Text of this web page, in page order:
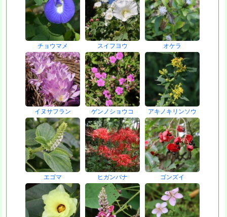
チョウマメ スイフヨウ オケラ
イヌサフラン ゲンノショウコ アキノキリンソウ
エゴマ ヒガンバナ ゴンズイ